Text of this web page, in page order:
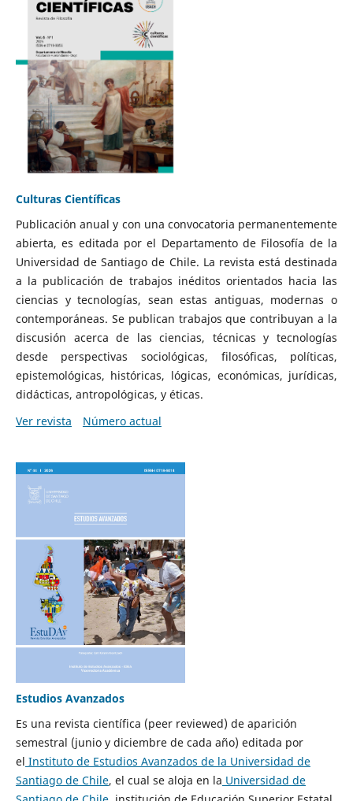
Culturas Científicas
Publicación anual y con una convocatoria permanentemente
abierta, es editada por el Departamento de Filosofía de la
Universidad de Santiago de Chile. La revista está destinada
a la publicación de trabajos inéditos orientados hacia las
ciencias y tecnologías, sean estas antiguas, modernas o
contemporáneas. Se publican trabajos que contribuyan a la
discusión acerca de las ciencias, técnicas y tecnologías
desde perspectivas sociológicas, filosóficas, políticas,
epistemológicas, históricas, lógicas, económicas, jurídicas,
didácticas, antropológicas, y éticas.
Ver revista
Número actual
Estudios Avanzados
Es una revista científica (peer reviewed) de aparición
semestral (junio y diciembre de cada año) editada por
el Instituto de Estudios Avanzados de la Universidad de
Santiago de Chile, el cual se aloja en la Universidad de